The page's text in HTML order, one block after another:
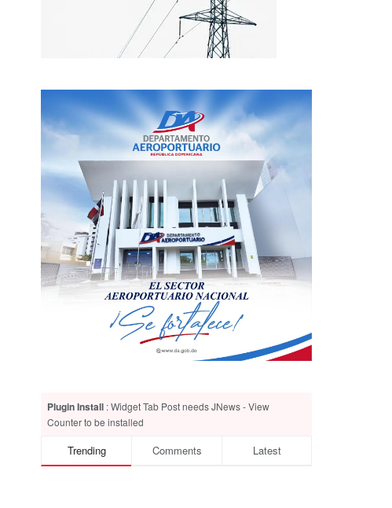
Plugin Install : Widget Tab Post needs JNews - View
Counter to be installed
Trending Comments Latest